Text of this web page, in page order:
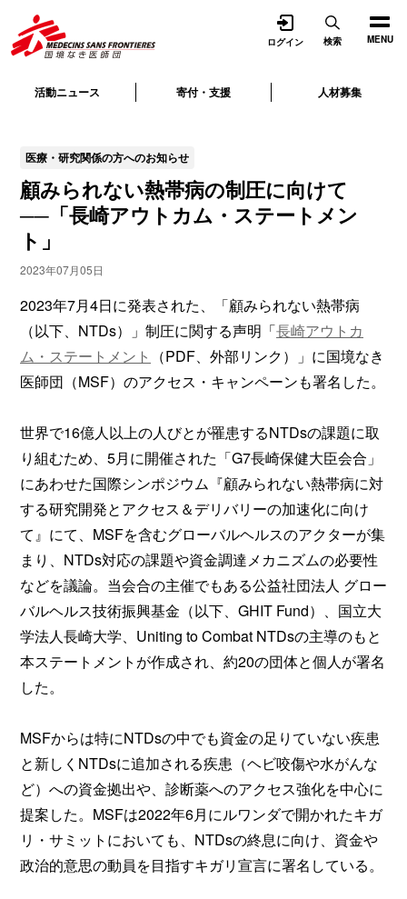
MENU
活動ニュース 寄付・支援 人材募集
ログイン 検索
医療・研究関係の方へのお知らせ
顧みられない熱帯病の制圧に向けて
──「長崎アウトカム・ステートメン
ト」
2023年07月05日
2023年7月4日に発表された、「顧みられない熱帯病
（以下、NTDs）」制圧に関する声明「長崎アウトカ
ム・ステートメント
（PDF、外部リンク）」に国境なき
医師団（MSF）のアクセス・キャンペーンも署名した。
世界で16億人以上の人びとが罹患するNTDsの課題に取
り組むため、5月に開催された「G7長崎保健大臣会合」
にあわせた国際シンポジウム『顧みられない熱帯病に対
する研究開発とアクセス＆デリバリーの加速化に向け
て』にて、MSFを含むグローバルヘルスのアクターが集
まり、NTDs対応の課題や資金調達メカニズムの必要性
などを議論。当会合の主催でもある公益社団法人 グロー
バルヘルス技術振興基金（以下、GHIT Fund）、国立大
学法人長崎大学、Uniting to Combat NTDsの主導のもと
本ステートメントが作成され、約20の団体と個人が署名
した。
MSFからは特にNTDsの中でも資金の足りていない疾患
と新しくNTDsに追加される疾患（ヘビ咬傷や水がんな
ど）への資金拠出や、診断薬へのアクセス強化を中心に
提案した。MSFは2022年6月にルワンダで開かれたキガ
リ・サミットにおいても、NTDsの終息に向け、資金や
政治的意思の動員を目指すキガリ宣言に署名している。